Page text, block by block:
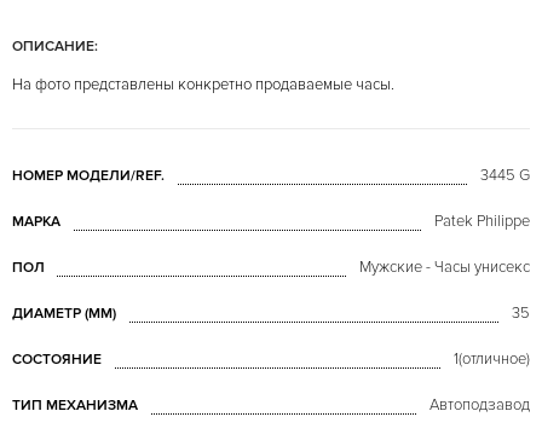
ОПИСАНИЕ:
На фото представлены конкретно продаваемые часы.
НОМЕР МОДЕЛИ/REF. 3445 G
МАРКА Patek Philippe
ПОЛ Мужские - Часы унисекс
ДИАМЕТР (MM) 35
СОСТОЯНИЕ 1(отличное)
ТИП МЕХАНИЗМА Автоподзавод